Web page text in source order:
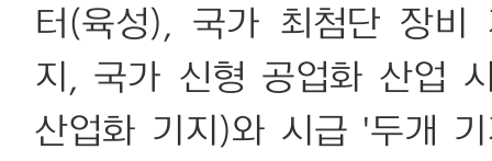
터(육성), 국가 최첨단 장비
지, 국가 신형 공업화 산업
산업화 기지)와 시급 '두개